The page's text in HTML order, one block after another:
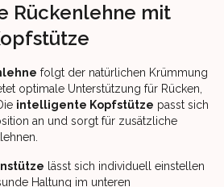
Rückenlehne mit
folgt der natürlichen Krümmung
optimale Unterstützung für Rücken,
intelligente Kopfstütze passt sich
an und sorgt für zusätzliche
lässt sich individuell einstellen
Haltung im unteren